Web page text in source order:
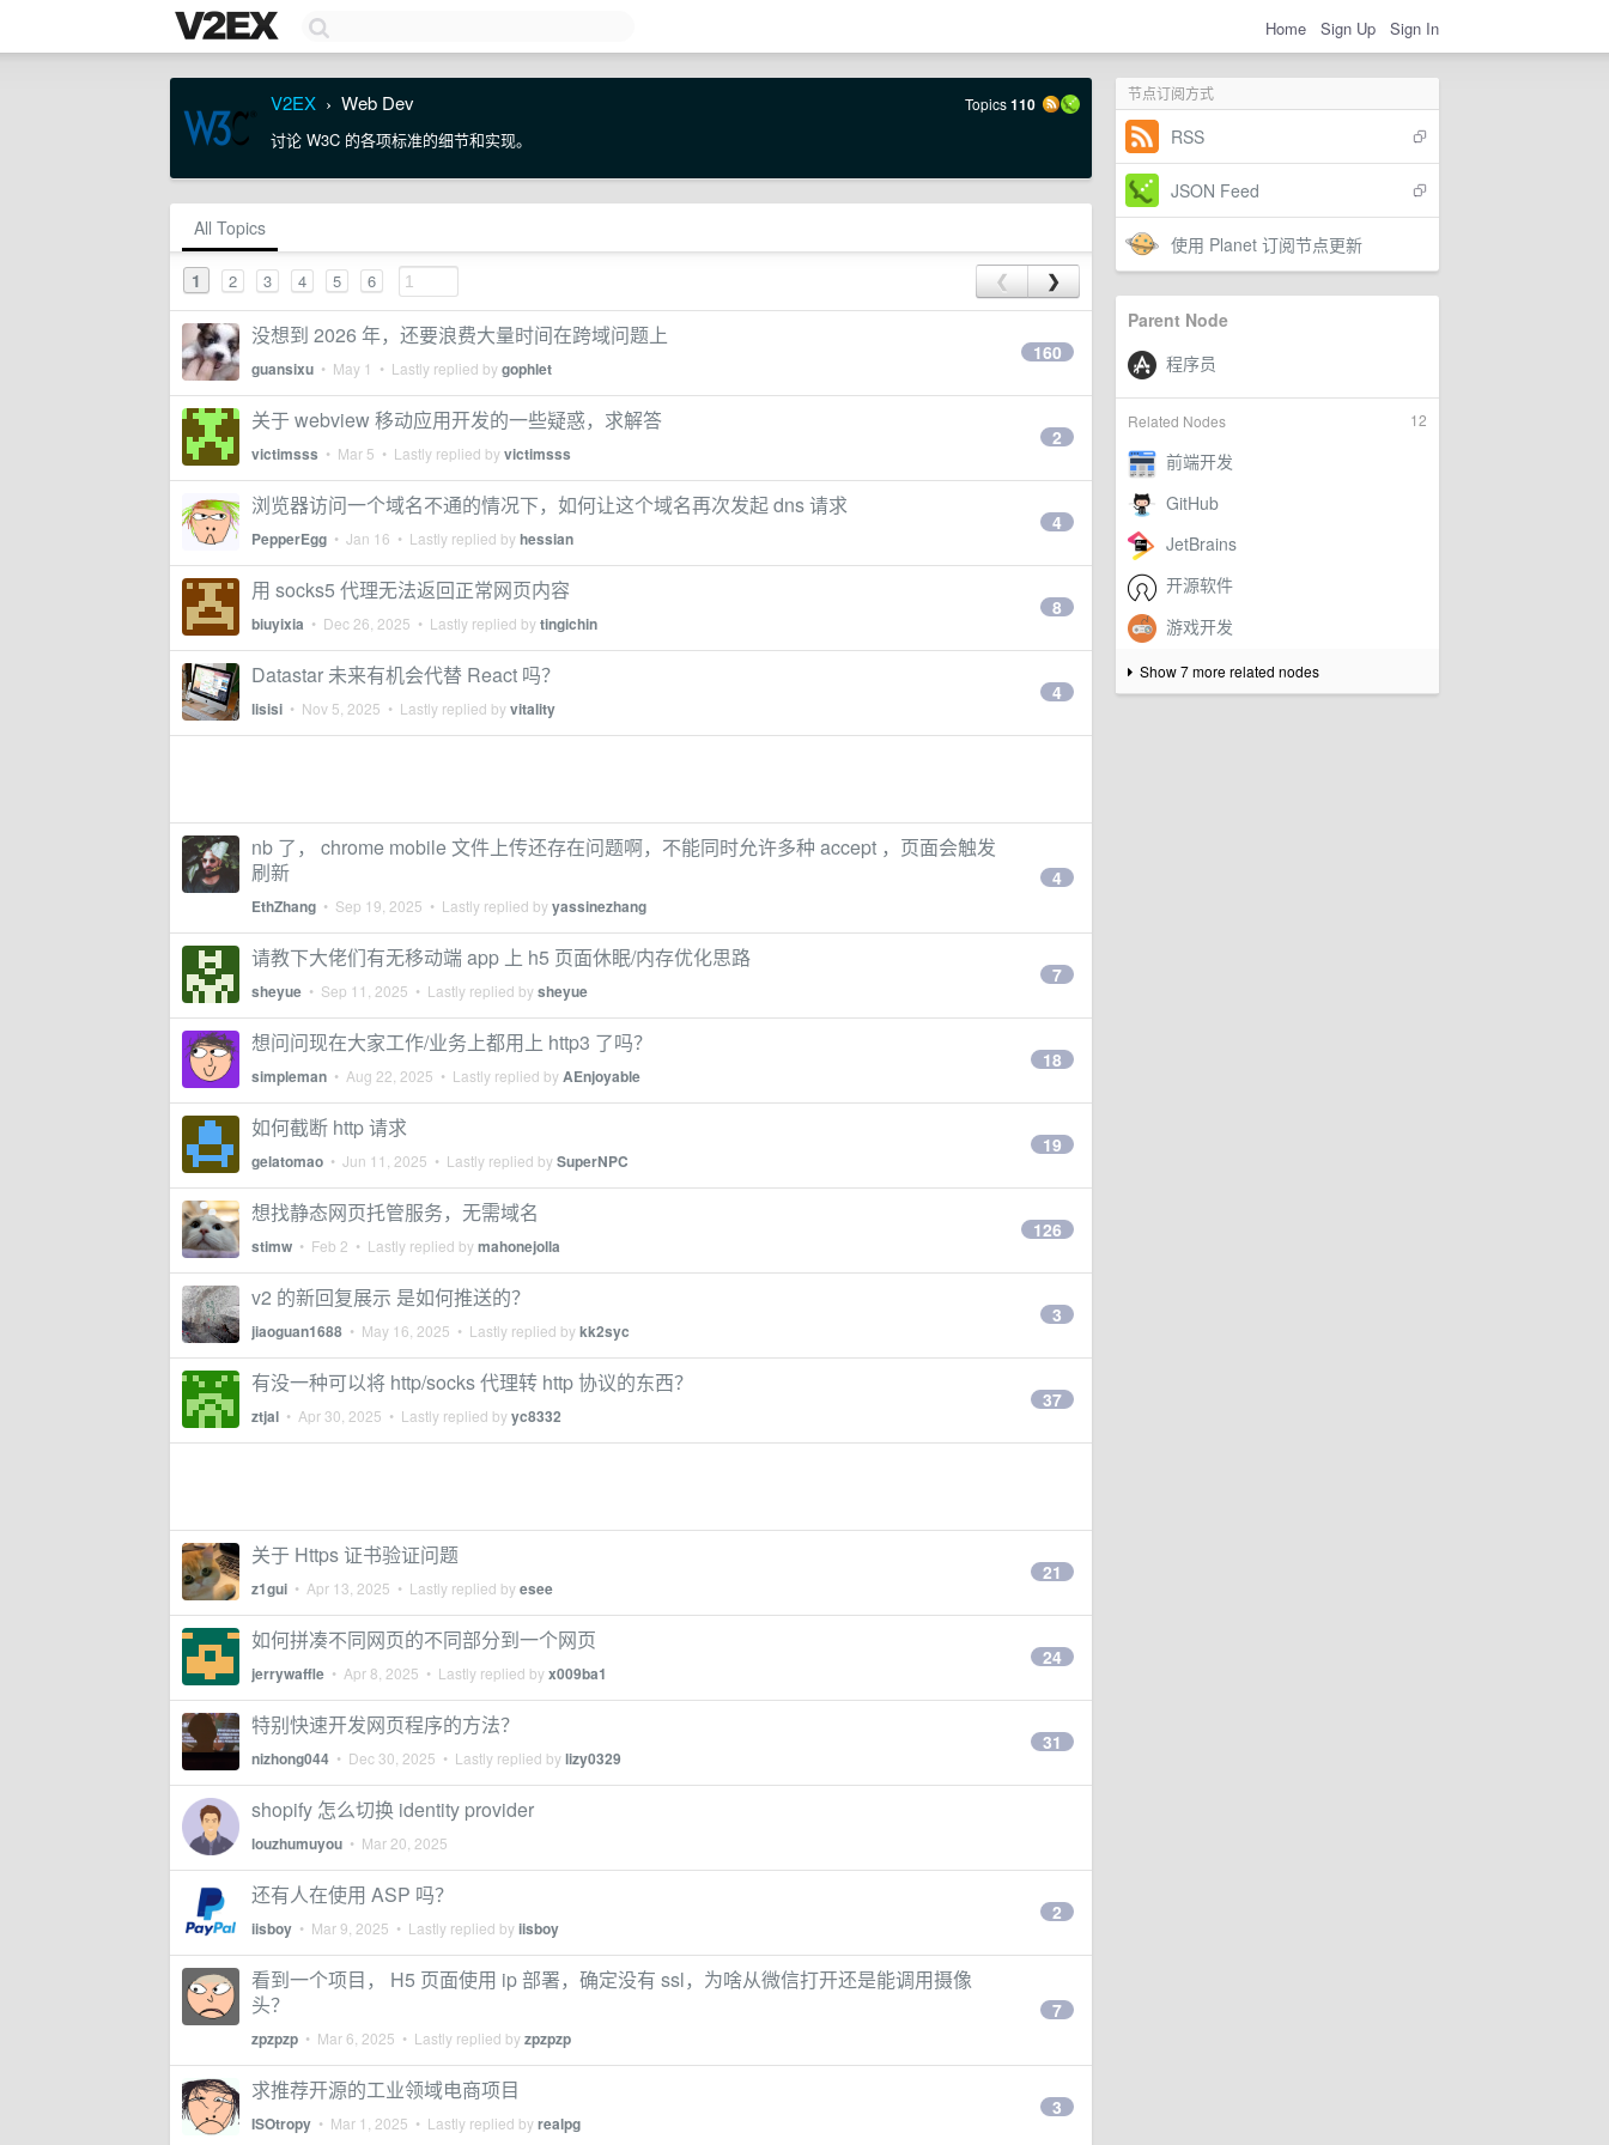
Home Sign Up Sign In
节点订阅方式
RSS
JSON Feed
使用 Planet 订阅节点更新
Parent Node
12
Related Nodes
Show 7 more related nodes
V2EX › Web Dev Topics110
讨论 W3C 的各项标准的细节和实现。
All Topics
1 2 3 4 5 6 ❮ ❯
没想到 2026 年，还要浪费大量时间在跨域问题上
guansixu • May 1 • Lastly replied bygophlet
160
关于 webview 移动应用开发的一些疑惑，求解答
victimsss • Mar 5 • Lastly replied byvictimsss
2
浏览器访问一个域名不通的情况下，如何让这个域名再次发起 dns 请求
PepperEgg • Jan 16 • Lastly replied byhessian
4
用 socks5 代理无法返回正常网页内容
biuyixia • Dec 26, 2025 • Lastly replied bytingichin
8
Datastar 未来有机会代替 React 吗？
lisisi • Nov 5, 2025 • Lastly replied byvitality
4
nb 了， chrome mobile 文件上传还存在问题啊，不能同时允许多种 accept ，页面会触发
刷新
EthZhang • Sep 19, 2025 • Lastly replied byyassinezhang
4
请教下大佬们有无移动端 app 上 h5 页面休眠/内存优化思路
sheyue • Sep 11, 2025 • Lastly replied bysheyue
7
想问问现在大家工作/业务上都用上 http3 了吗？
simpleman • Aug 22, 2025 • Lastly replied byAEnjoyable
18
如何截断 http 请求
gelatomao • Jun 11, 2025 • Lastly replied bySuperNPC
19
想找静态网页托管服务，无需域名
stimw • Feb 2 • Lastly replied bymahonejolla
126
v2 的新回复展示 是如何推送的？
jiaoguan1688 • May 16, 2025 • Lastly replied bykk2syc
3
有没一种可以将 http/socks 代理转 http 协议的东西？
ztjal • Apr 30, 2025 • Lastly replied byyc8332
37
关于 Https 证书验证问题
z1gui • Apr 13, 2025 • Lastly replied byesee
21
如何拼凑不同网页的不同部分到一个网页
jerrywaffle • Apr 8, 2025 • Lastly replied byx009ba1
24
特别快速开发网页程序的方法？
nizhong044 • Dec 30, 2025 • Lastly replied bylizy0329
31
shopify 怎么切换 identity provider
louzhumuyou • Mar 20, 2025
还有人在使用 ASP 吗？
iisboy • Mar 9, 2025 • Lastly replied byiisboy
2
看到一个项目， H5 页面使用 ip 部署，确定没有 ssl，为啥从微信打开还是能调用摄像
头？
zpzpzp • Mar 6, 2025 • Lastly replied byzpzpzp
7
求推荐开源的工业领域电商项目
ISOtropy • Mar 1, 2025 • Lastly replied byrealpg
3